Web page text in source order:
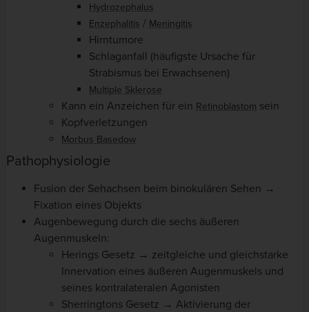
Hydrozephalus
Enzephalitis / Meningitis
Hirntumore
Schlaganfall (häufigste Ursache für
Strabismus bei Erwachsenen)
Multiple Sklerose
Kann ein Anzeichen für ein Retinoblastom sein
Kopfverletzungen
Morbus Basedow
Pathophysiologie
Fusion der Sehachsen beim binokulären Sehen →
Fixation eines Objekts
Augenbewegung durch die sechs äußeren
Augenmuskeln:
Herings Gesetz → zeitgleiche und gleichstarke
Innervation eines äußeren Augenmuskels und
seines kontralateralen Agonisten
Sherringtons Gesetz → Aktivierung der